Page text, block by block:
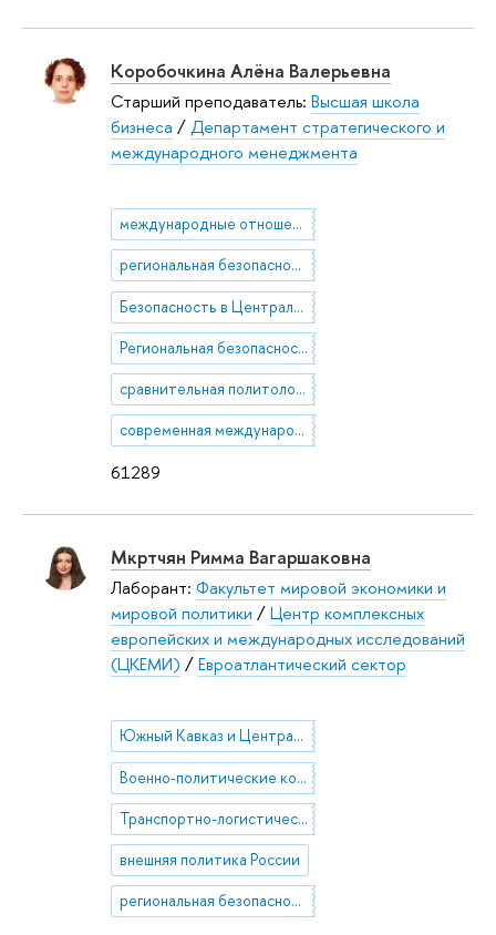
61289
Коробочкина Алёна Валерьевна
Старший преподаватель: Высшая школа
бизнеса /Департамент стратегического и
международного менеджмента
международные отношения в АТР
региональная безопасность
Безопасность в Центральной Азии
Региональная безопасность в АТР
сравнительная политология
современная международная политика Японии
Мкртчян Римма Вагаршаковна
Лаборант: Факультет мировой экономики и
мировой политики /Центр комплексных
европейских и международных исследований
(ЦКЕМИ) /Евроатлантический сектор
Южный Кавказ и Центральная Азия
Военно-политические конфликты на постсоветском пространстве
Транспортно-логистические коридоры в Евразии
внешняя политика России
региональная безопасность